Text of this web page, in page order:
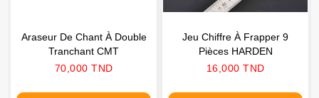
Araseur De Chant À Double
Tranchant CMT
Prix
70,000 TND
Jeu Chiffre À Frapper 9
Pièces HARDEN
Prix
16,000 TND